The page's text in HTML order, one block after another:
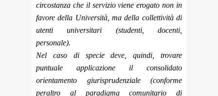
circostanza che il servizio viene erogato non in
favore della Università, ma della collettività di
utenti universitari (studenti, docenti,
personale).
Nel caso di specie deve, quindi, trovare
puntuale applicazione il consolidato
orientamento giurisprudenziale (conforme
peraltro al paradigma comunitario di